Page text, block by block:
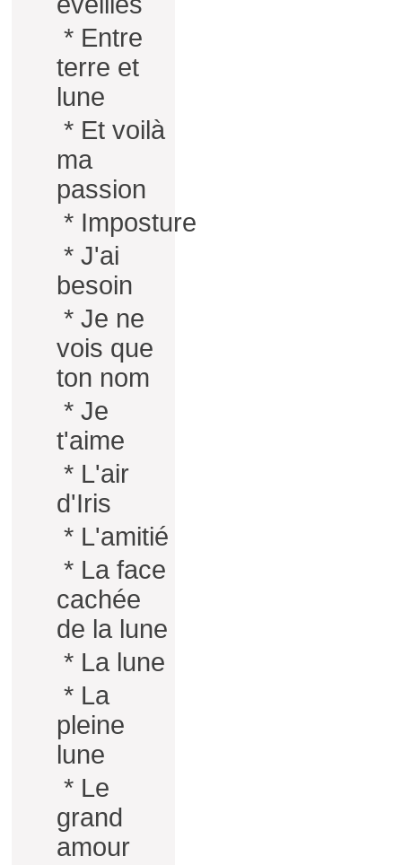
* Entre
terre et
lune
* Et voilà
ma
passion
* Imposture
* J'ai
besoin
* Je ne
vois que
ton nom
* Je
t'aime
* L'air
d'Iris
* L'amitié
* La face
cachée
de la lune
* La lune
* La
pleine
lune
* Le
grand
amour